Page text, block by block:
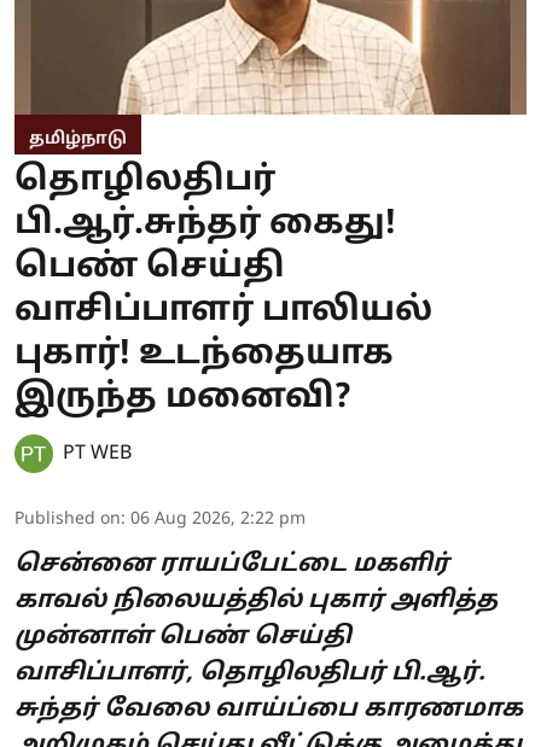
தமிழ்நாடு
தொழிலதிபர்
பி.ஆர்.சுந்தர் கைது!
பெண் செய்தி
வாசிப்பாளர் பாலியல்
புகார்! உடந்தையாக
இருந்த மனைவி?
PT WEB
Published on: 06 Aug 2026, 2:22 pm
சென்னை ராயப்பேட்டை மகளிர்
காவல் நிலையத்தில் புகார் அளித்த
முன்னாள் பெண் செய்தி
வாசிப்பாளர், தொழிலதிபர் பி.ஆர்.
சுந்தர் வேலை வாய்ப்பை காரணமாக